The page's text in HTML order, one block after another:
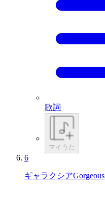
歌詞
マイうた
6
ギャラクシアGorgeous